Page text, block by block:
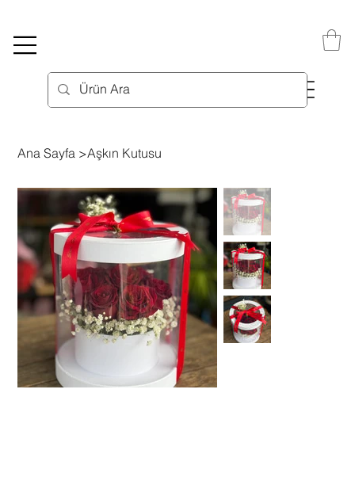
Ana Sayfa >Aşkın Kutusu